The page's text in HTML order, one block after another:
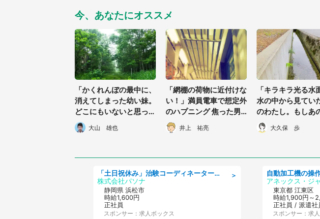
今、あなたにオススメ
「かくれんぼの最中に、
消えてしまった幼い妹。
どこにもいないと思って
いたら、丘の上にいた男
性が...」(福岡県・30代
大山 雄也
「網棚の荷物に近付けな
い！」満員電車で想定外
のハプニング 焦った男
が思わず叫んだ結果→胸
アツ展開に
井上 祐亮
「キラキラ光る水
水の中から見てい
のわたし。もしあ
『大きな手』が現
ったら...」(岡山県
大久保 歩
＞
「土日祝休み」治験コーディネーターのお仕事/未経験OK
株式会社パソナ
静岡県 浜松市
時給1,600円
正社員
スポンサー：求人ボックス
アネックス・ジ
東京都 江東区
時給1,900円～
正社員 / 派遣社
スポンサー：求